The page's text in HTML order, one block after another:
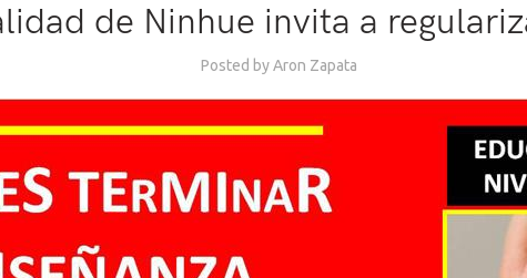
de Ninhue invita a
Posted byAron Zapata